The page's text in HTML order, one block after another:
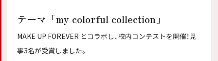
テーマ「my colorful collection」
MAKE UP FOREVER とコラボし、校内コンテストを開催！見
事3名が受賞しました。